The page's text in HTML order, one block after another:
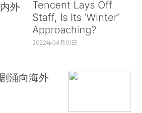
外
Tencent Lays Off
Staff, Is Its ‘Winter’
Approaching?
2022年04月01日
涌向海外